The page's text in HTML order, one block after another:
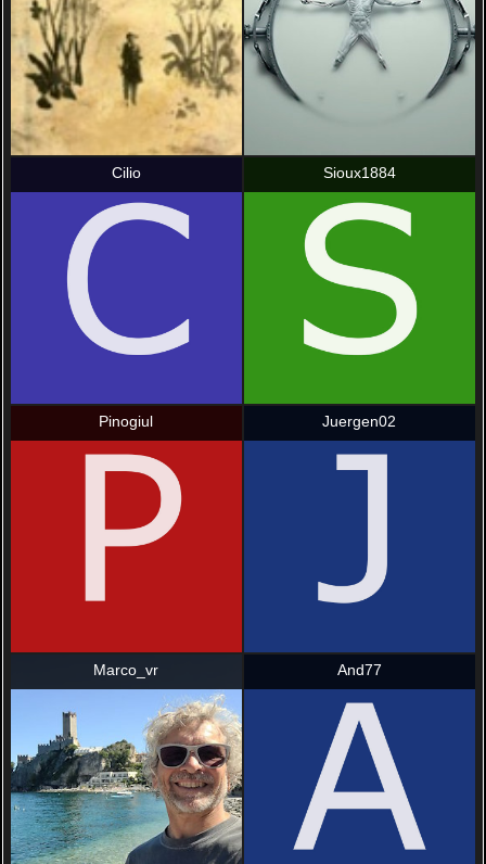
Cilio Sioux1884
Pinogiul Juergen02
Marco_vr And77